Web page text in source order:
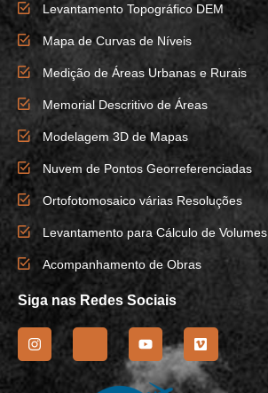
Levantamento Topográfico DEM
Mapa de Curvas de Níveis
Medição de Áreas Urbanas e Rurais
Memorial Descritivo de Áreas
Modelagem 3D de Mapas
Nuvem de Pontos Georreferenciadas
Ortofotomosaico várias Resoluções
Levantamento para Cálculo de Volumes
Acompanhamento de Obras
Siga nas Redes Sociais